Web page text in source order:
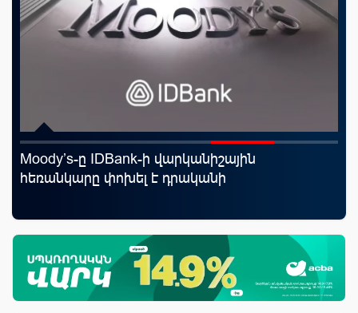
Moody’s-ը IDBank-ի վարկանիշային
հեռանկարը փոխել է դրականի